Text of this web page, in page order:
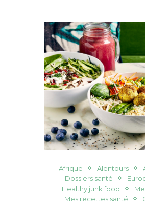
Afrique Alentours
Dossiers santé
Healthy junk food
Mes recettes santé